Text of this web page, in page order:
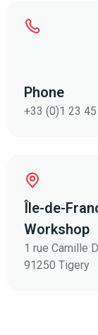
Phone
+33 (0)1 23
Île-de-
Workshop
1 rue Camille
91250 Tigery